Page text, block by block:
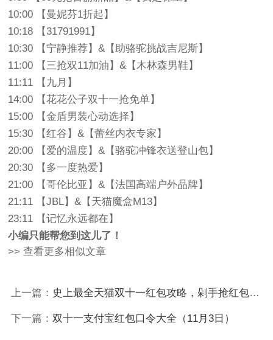
10:00 【曼妮芬1折起】
10:18 【31791991】
10:30 【宁静推荐】&【助骆驼挑战吉尼斯】
11:00 【三抢双11加油】&【木林森男鞋】
11:11 【九月】
14:00 【花花公子双十一抢免单】
15:00 【金盾男装心动选择】
15:30 【红谷】&【蕾丝内衣专家】
20:00 【爱的温度】&【骆驼冲锋衣送登山包】
20:30 【多一度热爱】
21:00 【哥伦比亚】&【法国高端户外品牌】
21:11 【JBL】&【天猫魔盒M13】
23:11 【记忆永远都在】
小编只能帮您到这儿了！
>> 查看更多相似文章
上一篇： 史上最全天猫双十一红包攻略，剁手抢红包必备
下一篇： 双十一支付宝红包口令大全（11月3日）